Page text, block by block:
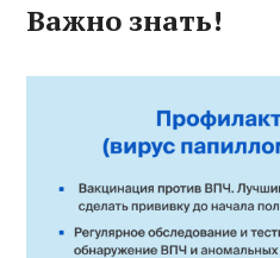
Важно знать!